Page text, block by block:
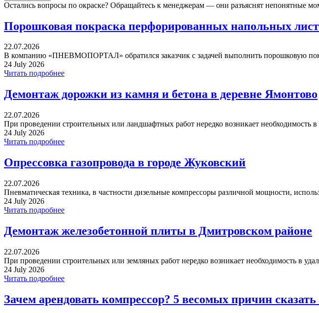
Остались вопросы по окраске? Обращайтесь к менеджерам — они разъяснят непонятные
Порошковая покраска перфорированных напольных
22.07.2026
В компанию «ПНЕВМОПОРТАЛ» обратился заказчик с задачей выполнить порошковую
24 July 2026
Читать подробнее
Демонтаж дорожки из камня и бетона в деревне Ямонтово
22.07.2026
При проведении строительных или ландшафтных работ нередко возникает необходимость в
24 July 2026
Читать подробнее
Опрессовка газопровода в городе Жуковский
22.07.2026
Пневматическая техника, в частности дизельные компрессоры различной мощности,
24 July 2026
Читать подробнее
Демонтаж железобетонной плиты в Дмитровском районе
22.07.2026
При проведении строительных или земляных работ нередко возникает необходимость в
24 July 2026
Читать подробнее
Зачем арендовать компрессор? 5 весомых причин